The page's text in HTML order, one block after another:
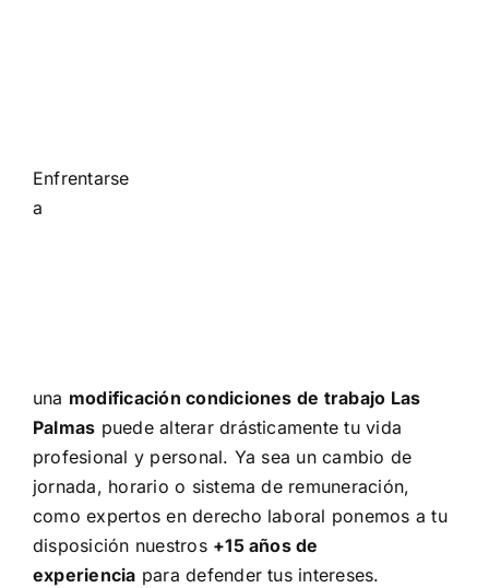
Enfrentarse
a
una modificación condiciones de trabajo Las
Palmas puede alterar drásticamente tu vida
profesional y personal. Ya sea un cambio de
jornada, horario o sistema de remuneración,
como expertos enderecho laboral ponemos a tu
disposición nuestros +15 años de
experiencia para defender tus intereses.